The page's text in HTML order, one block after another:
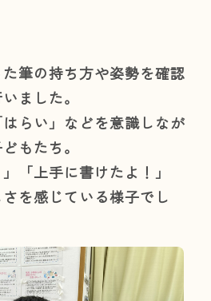
筆の持ち方や姿勢を確認
ました。
はらい」などを意識しなが
もたち。
「上手に書けたよ！」
を感じている様子でし